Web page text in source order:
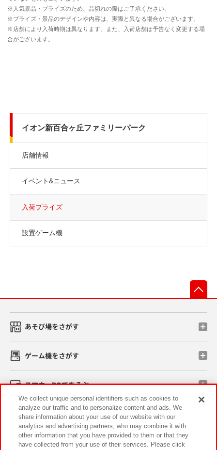
イオン新百合ヶ丘ファミリーパーク
店舗情報
イベント&ニュース
入荷プライズ
設置ゲーム機
あそび場をさがす
ゲーム機をさがす
スマホ・PCであそぶ
イベント・キャンペーン
We collect unique personal identifiers such as cookies to
analyze our traffic and to personalize content and ads. We
share information about your use of our website with our
analytics and advertising partners, who may combine it with
other information that you have provided to them or that they
have collected from your use of their services. Please click